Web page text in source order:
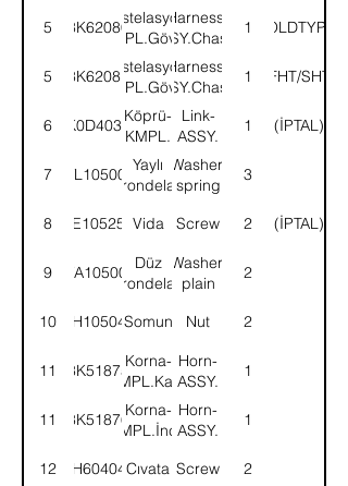
5 3K62080
Enstelasyon-
KMPL.Gövde
Harness-
ASSY.Chassis
1
ESKİTİP/
5 3K62081
Enstelasyon-
KMPL.Gövde
Harness-
ASSY.Chassis
1 (FHT/SHT)
6 K0D4033
Köprü-
KMPL.
Link-
ASSY.
1 (İPTAL)
7 WL105002
Yaylı
rondela
Washer,
spring
3
8 SE105251Vida Screw 2 (İPTAL)
9 WA105001
Düz
rondela
Washer,
plain
2
10 NH105041Somun Nut 2
11 3K51875
Korna-
KMPL.Kalın
Horn-
ASSY.
1
11 3K51876
Korna-
KMPL.İnce
Horn-
ASSY.
1
12 SH604041Cıvata Screw 2